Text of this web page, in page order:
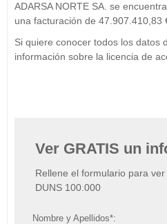
ADARSA NORTE SA. se
una facturación de 47.907.410,83
Si quiere conocer todos los datos
información sobre la licencia de
Ver GRATIS un
Rellene el formulario para
DUNS 100.000
Nombre y Apellidos*: